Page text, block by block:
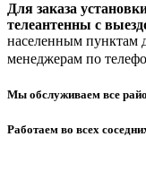
Для заказа
телеантенны с
населенным пунктам
менеджерам по
Мы обслуживаем все
Работаем во всех